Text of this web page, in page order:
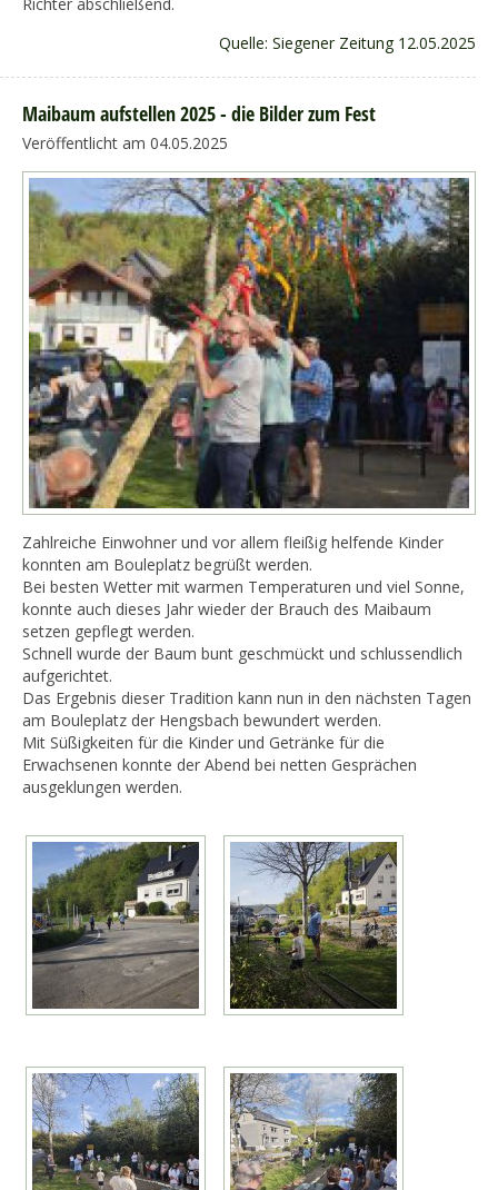
Quelle: Siegener Zeitung 12.05.2025
Maibaum aufstellen 2025 - die Bilder zum Fest
Veröffentlicht am 04.05.2025
Zahlreiche Einwohner und vor allem fleißig helfende Kinder
konnten am Bouleplatz begrüßt werden.
Bei besten Wetter mit warmen Temperaturen und viel Sonne,
konnte auch dieses Jahr wieder der Brauch des Maibaum
setzen gepflegt werden.
Schnell wurde der Baum bunt geschmückt und schlussendlich
aufgerichtet.
Das Ergebnis dieser Tradition kann nun in den nächsten Tagen
am Bouleplatz der Hengsbach bewundert werden.
Mit Süßigkeiten für die Kinder und Getränke für die
Erwachsenen konnte der Abend bei netten Gesprächen
ausgeklungen werden.